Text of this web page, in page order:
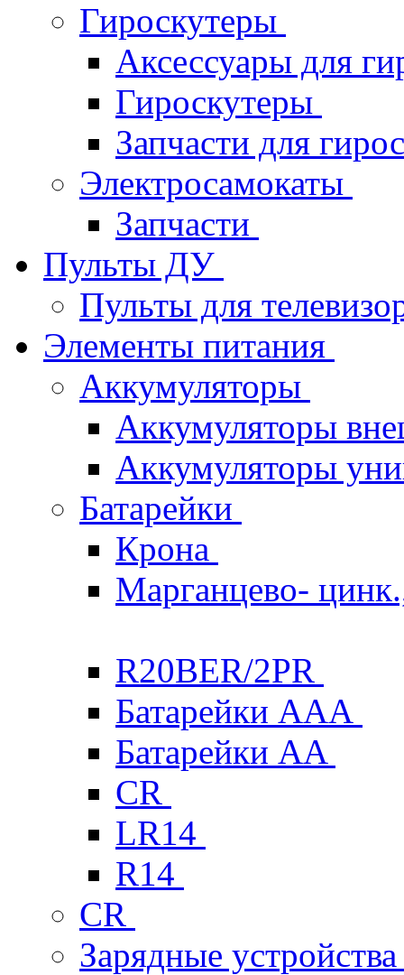
Гироскутеры
Аксессуары для
Гироскутеры
Запчасти для
Электросамокаты
Запчасти
Пульты ДУ
Пульты для
Элементы питания
Аккумуляторы
Аккумуляторы
Аккумуляторы
Батарейки
Крона
Марганцево-
R20BER/2PR
Батарейки ААА
Батарейки AA
CR
LR14
R14
CR
Зарядные